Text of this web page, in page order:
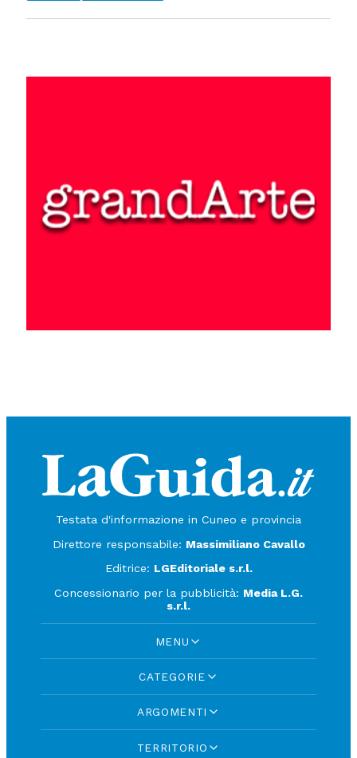
Testata d'informazione in Cuneo e provincia
Direttore responsabile: Massimiliano Cavallo
Editrice: LGEditoriale s.r.l.
Concessionario per la pubblicità: Media L.G.
s.r.l.
MENU
CATEGORIE
ARGOMENTI
TERRITORIO